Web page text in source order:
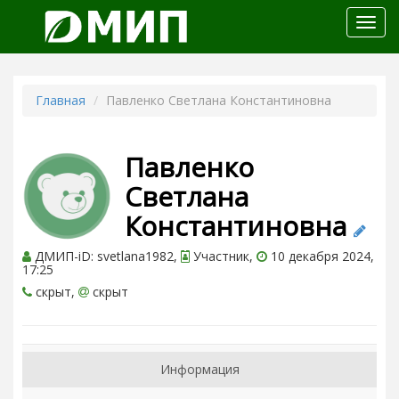
меню
Главная Павленко Светлана Константиновна
Павленко
Светлана
Константиновна
ДМИП-iD: svetlana1982, Участник, 10 декабря 2024,
17:25
скрыт,
скрыт
Информация